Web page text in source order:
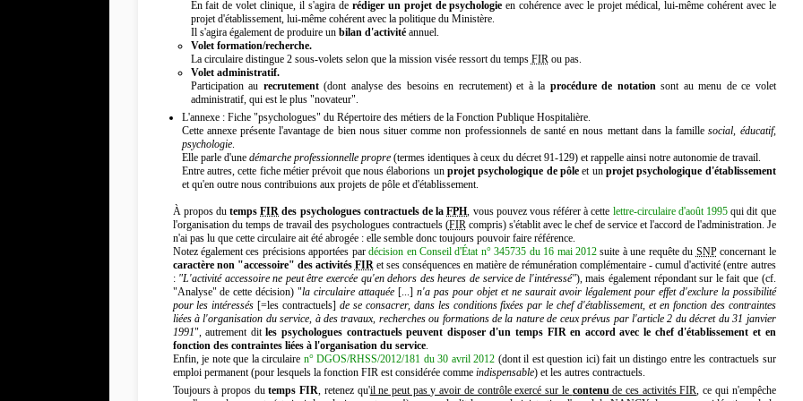
En fait de volet clinique, il s'agira de rédiger un projet de psychologie en cohérence avec le projet médical, lui-même cohérent avec le
projet d'établissement, lui-même cohérent avec la politique du Ministère.
Il s'agira également de produire un bilan d'activitéannuel.
Volet formation/recherche.
La circulaire distingue 2 sous-volets selon que la mission visée ressort du temps FIR ou pas.
Volet administratif.
Participation au recrutement(dont analyse des besoins en recrutement) et à la procédure de notation sont au menu de ce volet
administratif, qui est le plus "novateur".
L'annexe : Fiche "psychologues" du Répertoire des métiers de la Fonction Publique Hospitalière.
Cette annexe présente l'avantage de bien nous situer comme non professionnels de santé en nous mettant dans la famillesocial, éducatif,
psychologie.
Elle parle d'une démarche professionnelle propre(termes identiques à ceux du décret 91-129) et rappelle ainsi notre autonomie de travail.
Entre autres, cette fiche métier prévoit que nous élaborions un projet psychologique de pôleet un projet psychologique d'établissement
et qu'en outre nous contribuions aux projets de pôle et d'établissement.
À propos dutempsFIR des psychologues contractuels de laFPH , vous pouvez vous référer à cette lettre-circulaire d'août 1995qui dit que
l'organisation du temps de travail des psychologues contractuels (FIR compris) s'établit avec le chef de service et l'accord de l'administration. Je
n'ai pas lu que cette circulaire ait été abrogée : elle semble donc toujours pouvoir faire référence.
Notez également ces précisions apportées pardécision en Conseil d'État n° 345735 du 16 mai 2012 suite à une requête du SNPconcernant le
caractère non "accessoire" des activités FIR et ses conséquences en matière de rémunération complémentaire - cumul d'activité (entre autres
: "L'activité accessoire ne peut être exercée qu'en dehors des heures de service de l'intéressé"), mais également répondant sur le fait que (cf.
"Analyse" de cette décision) "la circulaire attaquée[...] n'a pas pour objet et ne saurait avoir légalement pour effet d'exclure la possibilité
pour les intéressés[=les contractuels] de se consacrer, dans les conditions fixées par le chef d'établissement, et en fonction des contraintes
liées à l'organisation du service, à des travaux, recherches ou formations de la nature de ceux prévus par l'article 2 du décret du 31 janvier
1991", autrement ditles psychologues contractuels peuvent disposer d'un temps FIR en accord avec le chef d'établissement et en
fonction des contraintes liées à l'organisation du service.
Enfin, je note que la circulaire n° DGOS/RHSS/2012/181 du 30 avril 2012 (dont il est question ici) fait un distingo entre les contractuels sur
emploi permanent (pour lesquels la fonction FIR est considérée comme indispensable) et les autres contractuels.
Toujours à propos dutemps FIR , retenez qu'il ne peut pas y avoir de contrôle exercé sur le contenu de ces activités FIR , ce qui n'empêche